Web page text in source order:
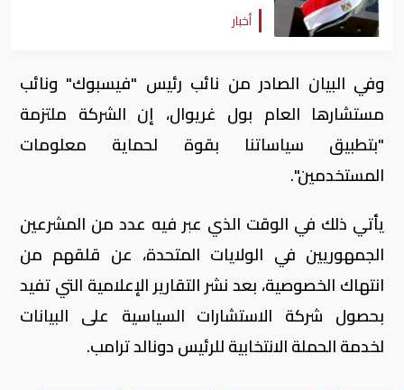
أخبار
وفي البيان الصادر من نائب رئيس "فيسبوك" ونائب
مستشارها العام بول غريوال، إن الشركة ملتزمة
"بتطبيق سياساتنا بقوة لحماية معلومات
المستخدمين".
يأتي ذلك في الوقت الذي عبر فيه عدد من المشرعين
الجمهوريين في الولايات المتحدة، عن قلقهم من
انتهاك الخصوصية، بعد نشر التقارير الإعلامية التي تفيد
بحصول شركة الاستشارات السياسية على البيانات
لخدمة الحملة الانتخابية للرئيس دونالد ترامب.